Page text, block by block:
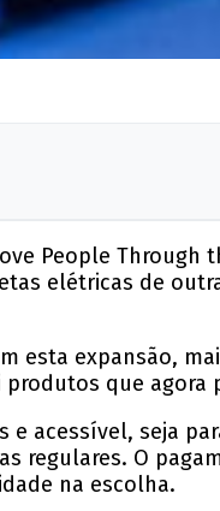
People Through
elétricas de
esta expansão,
que agora
e acessível, seja
regulares. O
na escolha.